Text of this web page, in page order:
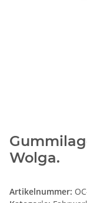
Wolga.
Artikelnummer: